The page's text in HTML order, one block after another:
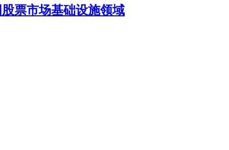
票市场基础设施领域